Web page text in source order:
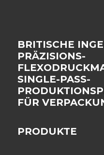
BRITISCHE
PRÄZISIONS-
SINGLE-PASS-
FÜR
PRODUKTE